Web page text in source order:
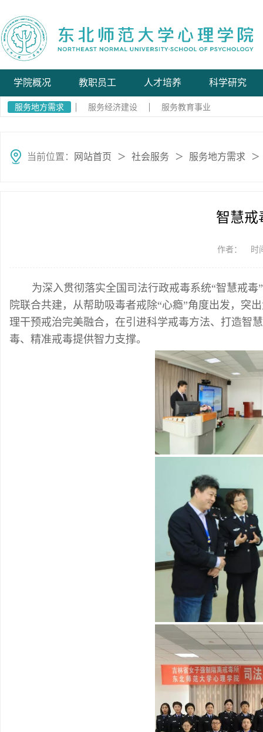
学院概况 教职员工 人才培养 科学研究
服务地方需求 服务经济建设 服务教育事业
当前位置： 网站首页 ＞ 社会服务 ＞ 服务地方需求 ＞
智慧戒
作者： 时
为深入贯彻落实全国司法行政戒毒系统“智慧戒
院联合共建，从帮助吸毒者戒除“心瘾”角度出发，突
理干预戒治完美融合，在引进科学戒毒方法、打造智
毒、精准戒毒提供智力支撑。